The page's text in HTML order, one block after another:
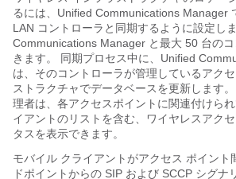
るには、Unified Communications Manager
LAN コントローラと同期するように設定し
Communications Manager と最大 50 台の
きます。 同期プロセス中に、Unified
は、そのコントローラが管理しているアク
ストラクチャでデータベースを更新します
理者は、各アクセスポイントに関連付けら
イアントのリストを含む、ワイヤレスアク
タスを表示できます。
モバイル クライアントがアクセス ポイント
ドポイントからの SIP および SCCP シグナ